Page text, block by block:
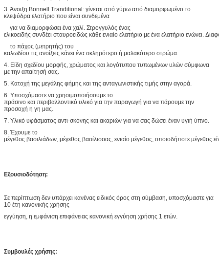
3. Άνοιξη Bonnell Tranditional: γίνεται από γύρω από διαμορφωμένο το
κλεψύδρα ελατήριο που είναι συνδεμένα
για να διαμορφώσει ένα χαλί. Στρογγυλός ένας
ελικοειδής συνδέει σταυροειδώς κάθε ενιαίο ελατήριο με ένα ελατήριο ενώνει.
το πάχος (μετρητής) του
καλωδίου τις ανοίξεις κάνει ένα σκληρότερο ή μαλακότερο στρώμα.
4. Είδη σχεδίου μορφής, χρώματος και λογότυπου τυπωμένων υλών σύμφωνα
με την απαίτησή σας.
5. Κατοχή της μεγάλης φήμης και της ανταγωνιστικής τιμής στην αγορά.
6. Υποσχόμαστε να χρησιμοποιήσουμε το
πράσινο και περιβαλλοντικό υλικό για την παραγωγή για να πάρουμε την
προσοχή η γη μας.
7. Υλικό υφάσματος αντι-σκόνης και ακαριών για να σας δώσει έναν υγιή ύπνο.
8. Έχουμε το
μέγεθος βασιλιάδων, μέγεθος βασίλισσας, ενιαίο μέγεθος, οποιοδήποτε μέγεθος
Εξουσιοδότηση:
Σε περίπτωση δεν υπάρχει κανένας ειδικός όρος στη σύμβαση, υποσχόμαστε για
10 έτη κανονικής χρήσης
εγγύηση, η εμφάνιση επιφάνειας κανονική εγγύηση χρήσης 1 ετών.
Συμβουλές χρήσης: